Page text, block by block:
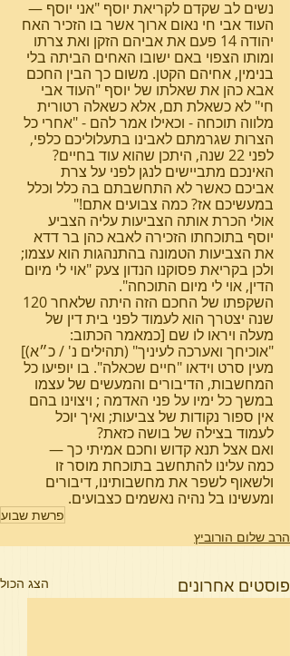
נשים לב שקדם לקריאת יוסף "אני יוסף —
העוד אבי חי נאום ארוך אשר בו הזכיר האח
יהודה 14 פעם את אביהם הזקן ואת צרתו
ומותו הצפוי באם ישובו האחים הביתה בלי
בנימין, אחיהם הקטן. משום כך הבין החכם
אבא כהן את שאלתו של יוסף "העוד אבי
חי" לא כשאלת תם, אלא כשאלה רטורית
מלווה תוכחה - וכאילו אמר להם - "אחרי כל
הצרות שגרמתם לאבינו בתעלוליכם כלפי,
לפני 22 שנה, היתכן שהוא עוד בחיים?
האינכם מתביישים לנגן לפני על צרת
אביכם כאשר לא התחשבתם בה כלל וכלל
במעשיכם אז? כמה צבועים אתם!"
אולי הכרת אותה הצביעות עליה הצביע
יוסף בתוכחתו הזכירה לאבא כהן בר דדא
את הצביעות הטמונה בהתנהגות הוא עצמו;
ולכן בקריאת פסוקנו הנדון צעק "אוי לי מיום
הדין, אוי לי מיום התוכחה".
שנה יצטרך הוא לעמוד לפני בית דין של
מעלה ויראו לו שם [כמאמר הכתוב:
"אוכיחך ואערכה לעיניך" (תהילים נ' / כ״א)]
מעין סרט וידאו "חיים שכאלה". בו יופיעו כל
המחשבות, הדיבורים והמעשים של עצמו
במשך כל ימיו על פני האדמה ; ויצוינו בהם
אין ספור נקודות של צביעות; ואיך יוכל
לעמוד בצילה של בושה כזאת?
ואם אצל תנא קדוש וחכם אמיתי כך —
כמה עלינו להתחשב בתוכחת מוסר זו
ולשאוף לשפר את מחשבותינו, דיבורים
ומעשינו בל נהיה נאשמים כצבועים.
פרשת שבוע
הרב שלום הורוביץ
פוסטים אחרונים הצג הכול